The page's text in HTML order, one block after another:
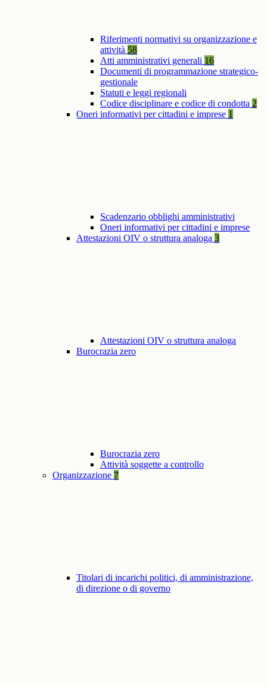
Riferimenti normativi su organizzazione e
attività 58
Atti amministrativi generali 16
Documenti di programmazione strategico-
gestionale
Statuti e leggi regionali
Codice disciplinare e codice di condotta 2
Oneri informativi per cittadini e imprese 1
Scadenzario obblighi amministrativi
Oneri informativi per cittadini e imprese
Attestazioni OIV o struttura analoga 3
Attestazioni OIV o struttura analoga
Burocrazia zero
Burocrazia zero
Attività soggette a controllo
Organizzazione 7
Titolari di incarichi politici, di amministrazione,
di direzione o di governo